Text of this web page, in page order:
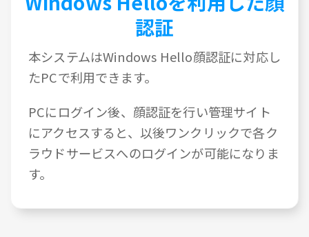
認証
本システムはWindows Hello顔認証に対応し
たPCで利用できます。
PCにログイン後、顔認証を行い管理サイト
にアクセスすると、以後ワンクリックで各ク
ラウドサービスへのログインが可能になりま
す。